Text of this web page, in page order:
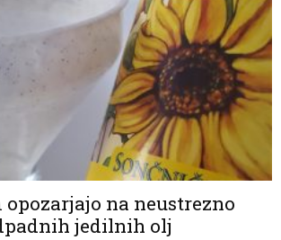
opozarjajo na neustrezno
jedilnih olj